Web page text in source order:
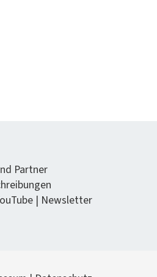
Partner
| Newslet­ter